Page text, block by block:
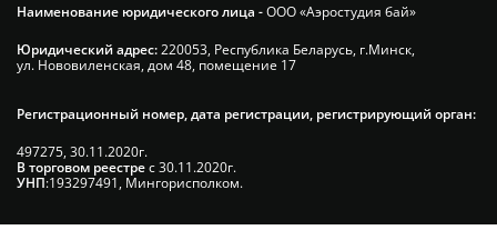
Наименование юридического лица -ООО «Аэростудия бай»
Юридический адрес:220053, Республика Беларусь, г.Минск,
ул. Нововиленская, дом 48, помещение 17
Регистрационный номер, дата регистрации, регистрирующий орган:
497275, 30.11.2020г.
В торговом реестрес 30.11.2020г.
УНП:193297491, Мингорисполком.